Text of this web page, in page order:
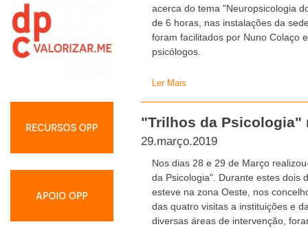
acerca do tema "Neuropsicologia
de 6 horas, nas instalações da
foram facilitados por Nuno Colaço
psicólogos.
Ler Mais
"Trilhos da Psicologia"
29.março.2019
Nos dias 28 e 29 de Março
da Psicologia". Durante estes dois
esteve na zona Oeste, nos
das quatro visitas a instituições e
diversas áreas de intervenção,